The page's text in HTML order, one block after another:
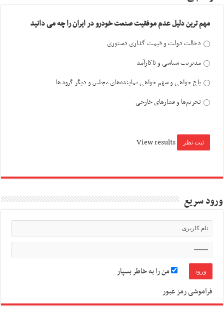
مهم ترین دلیل عدم موفقیت صنعت خودرو در ایران را چه می دانید
دخالت دولت و قیمت گذاری دستوری
مدیریت سیاسی و ناکارآمد
باج خواهی و سهم خواهی نماینده‌های مجلس و دیگر گروه ها
تحریم‌ها و فشارهای خارجی
View results
ورود سریع
من را به خاطر بسپار
فراموشی رمز عبور